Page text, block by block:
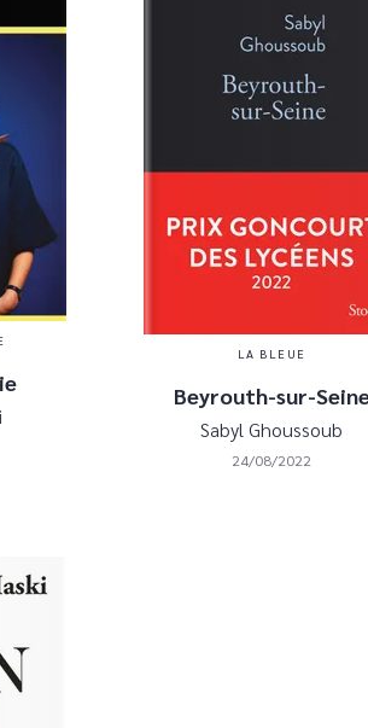
LA BLEUE
Beyrouth-sur-
Sabyl Ghoussoub
24/08/2022